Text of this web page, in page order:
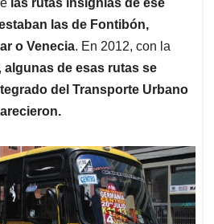
las de Fontibón,
o Venecia. En 2012, con la
algunas de esas rutas se
del Transporte Urbano